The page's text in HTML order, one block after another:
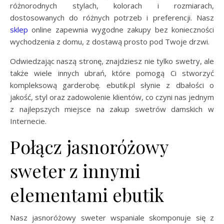
różnorodnych stylach, kolorach i rozmiarach,
dostosowanych do różnych potrzeb i preferencji. Nasz
sklep online zapewnia wygodne zakupy bez konieczności
wychodzenia z domu, z dostawą prosto pod Twoje drzwi.
Odwiedzając naszą stronę, znajdziesz nie tylko swetry, ale
także wiele innych ubrań, które pomogą Ci stworzyć
kompleksową garderobę. ebutik.pl słynie z dbałości o
jakość, styl oraz zadowolenie klientów, co czyni nas jednym
z najlepszych miejsce na zakup swetrów damskich w
Internecie.
Połącz jasnoróżowy
sweter z innymi
elementami ebutik
Nasz jasnoróżowy sweter wspaniale skomponuje się z